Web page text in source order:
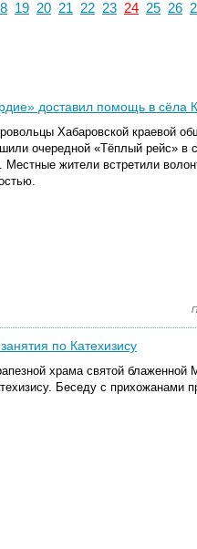
19 20 21 22 23 24 25 26
доставил помощь в сёла
Хабаровской краевой
очередной «Тёплый рейс» в
Местные жители встретили
по Катехизису
храма святой блаженной
Беседу с прихожанами